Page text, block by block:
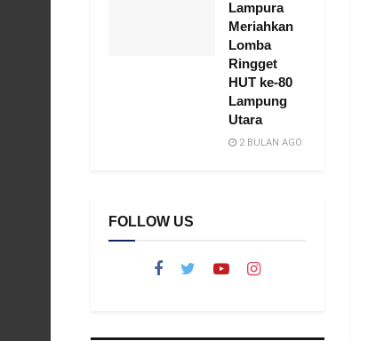
Lampura
Meriahkan
Lomba
Ringget
HUT ke-80
Lampung
Utara
2 BULAN AGO
FOLLOW US